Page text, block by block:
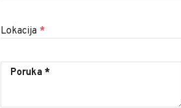
Lokacija *